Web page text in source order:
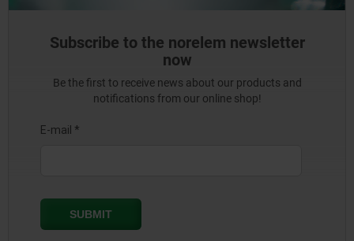
Subscribe to the norelem newsletter
now
Be the first to receive news about our products and
notifications from our online shop!